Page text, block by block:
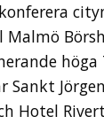
höga
Sankt
Hotel